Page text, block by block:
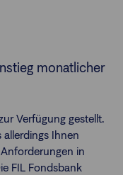
monatlicher
Verfügung gestellt.
allerdings Ihnen
in
FIL Fondsbank